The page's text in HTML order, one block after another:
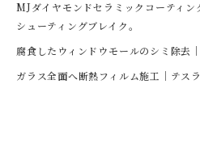
MJダイヤモンドセラミックコーティ
シューティングブレイク。
腐食したウィンドウモールのシミ除去
ガラス全面へ断熱フィルム施工｜テス